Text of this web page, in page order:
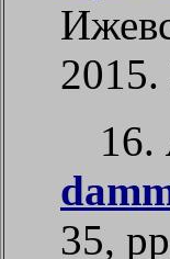
2015.
16.
35,